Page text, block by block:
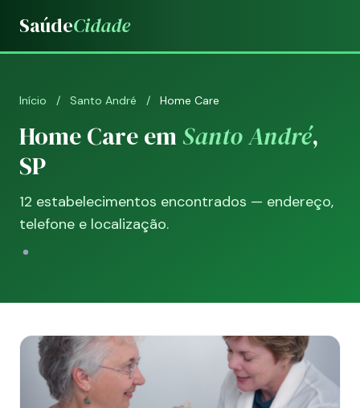
SaúdeCidade
Início / Santo André / Home Care
Home Care emSanto André,
SP
12 estabelecimentos encontrados — endereço,
telefone e localização.